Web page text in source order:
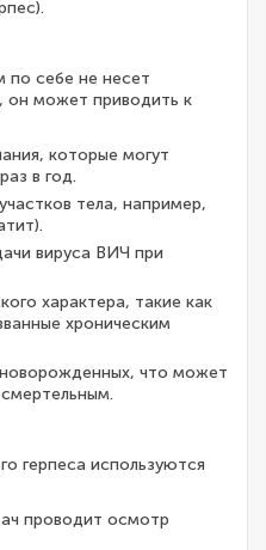
по себе не несет
он может приводить к
которые могут
в год.
тела, например,
вируса ВИЧ при
характера, такие как
хроническим
что может
герпеса используются
проводит осмотр